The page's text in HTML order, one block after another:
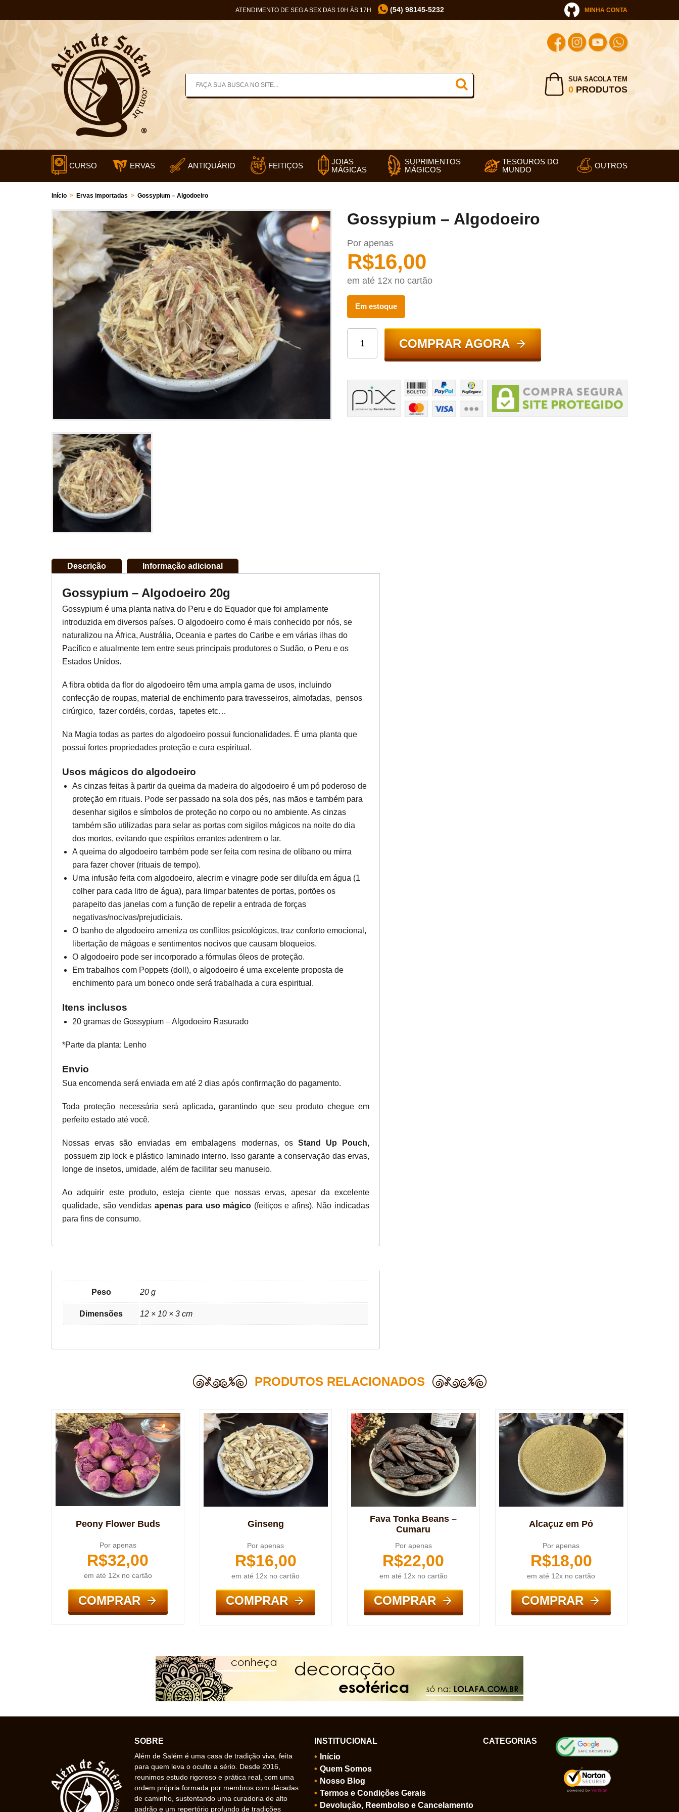
ATENDIMENTO DE SEG A SEX DAS 10H ÀS 17H (54) 98145-5232 MINHA CONTA
SUA SACOLA TEM
0PRODUTOS
CURSO ERVAS ANTIQUÁRIO FEITIÇOS
JOIAS
MÁGICAS
SUPRIMENTOS
MÁGICOS
TESOUROS DO
MUNDO
OUTROS
Início > Ervas importadas > Gossypium – Algodoeiro
Gossypium – Algodoeiro
Por apenas
R$16,00
em até 12x no cartão
Em estoque
COMPRAR AGORA
Descrição Informação adicional
Gossypium – Algodoeiro 20g
Gossypium é uma planta nativa do Peru e do Equador que foi amplamente
introduzida em diversos países. O algodoeiro como é mais conhecido por nós, se
naturalizou na África, Austrália, Oceania e partes do Caribe e em várias ilhas do
Pacífico e atualmente tem entre seus principais produtores o Sudão, o Peru e os
Estados Unidos.
A fibra obtida da flor do algodoeiro têm uma ampla gama de usos, incluindo
confecção de roupas, material de enchimento para travesseiros, almofadas, pensos
cirúrgico, fazer cordéis, cordas, tapetes etc…
Na Magia todas as partes do algodoeiro possui funcionalidades. É uma planta que
possui fortes propriedades proteção e cura espiritual.
Usos mágicos do algodoeiro
As cinzas feitas à partir da queima da madeira do algodoeiro é um pó poderoso de
proteção em rituais. Pode ser passado na sola dos pés, nas mãos e também para
desenhar sigilos e símbolos de proteção no corpo ou no ambiente. As cinzas
também são utilizadas para selar as portas com sigilos mágicos na noite do dia
dos mortos, evitando que espíritos errantes adentrem o lar.
A queima do algodoeiro também pode ser feita com resina de olíbano ou mirra
para fazer chover (rituais de tempo).
Uma infusão feita com algodoeiro, alecrim e vinagre pode ser diluída em água (1
colher para cada litro de água), para limpar batentes de portas, portões os
parapeito das janelas com a função de repelir a entrada de forças
negativas/nocivas/prejudiciais.
O banho de algodoeiro ameniza os conflitos psicológicos, traz conforto emocional,
libertação de mágoas e sentimentos nocivos que causam bloqueios.
O algodoeiro pode ser incorporado a fórmulas óleos de proteção.
Em trabalhos com Poppets (doll), o algodoeiro é uma excelente proposta de
enchimento para um boneco onde será trabalhada a cura espiritual.
Itens inclusos
20 gramas de Gossypium – Algodoeiro Rasurado
*Parte da planta: Lenho
Envio
Sua encomenda será enviada em até 2 dias após confirmação do pagamento.
Toda proteção necessária será aplicada, garantindo que seu produto chegue em
perfeito estado até você.
Nossas ervas são enviadas em embalagens modernas, os Stand Up Pouch,
possuem zip lock e plástico laminado interno. Isso garante a conservação das ervas,
longe de insetos, umidade, além de facilitar seu manuseio.
Ao adquirir este produto, esteja ciente que nossas ervas, apesar da excelente
qualidade, são vendidas apenas para uso mágico (feitiços e afins). Não indicadas
para fins de consumo.
Peso 20 g
Dimensões 12 × 10 × 3 cm
PRODUTOS RELACIONADOS
Peony Flower Buds
Por apenas
R$32,00
em até 12x no cartão
COMPRAR
Ginseng
Por apenas
R$16,00
em até 12x no cartão
COMPRAR
Fava Tonka Beans –
Cumaru
Por apenas
R$22,00
em até 12x no cartão
COMPRAR
Alcaçuz em Pó
Por apenas
R$18,00
em até 12x no cartão
COMPRAR
SOBRE
Além de Salém é uma casa de tradição viva, feita
para quem leva o oculto a sério. Desde 2016,
reunimos estudo rigoroso e prática real, com uma
ordem própria formada por membros com décadas
de caminho, sustentando uma curadoria de alto
padrão e um repertório profundo de tradições
INSTITUCIONAL
Início
Quem Somos
Nosso Blog
Termos e Condições Gerais
Devolução, Reembolso e Cancelamento
CATEGORIAS